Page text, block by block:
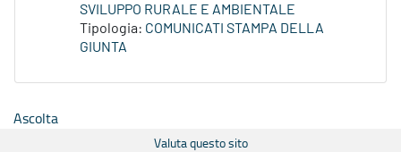
SVILUPPO RURALE E AMBIENTALE
Tipologia: COMUNICATI STAMPA DELLA
GIUNTA
Ascolta
Valuta questo sito